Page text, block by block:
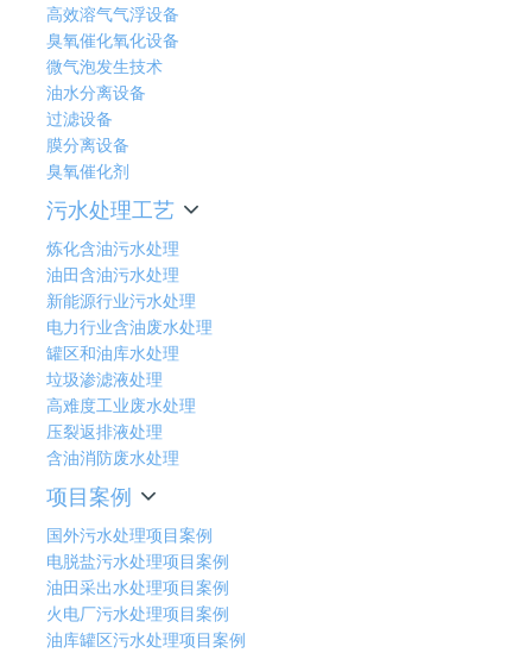
高效溶气气浮设备
臭氧催化氧化设备
微气泡发生技术
油水分离设备
过滤设备
膜分离设备
臭氧催化剂
污水处理工艺
炼化含油污水处理
油田含油污水处理
新能源行业污水处理
电力行业含油废水处理
罐区和油库水处理
垃圾渗滤液处理
高难度工业废水处理
压裂返排液处理
含油消防废水处理
项目案例
国外污水处理项目案例
电脱盐污水处理项目案例
油田采出水处理项目案例
火电厂污水处理项目案例
油库罐区污水处理项目案例